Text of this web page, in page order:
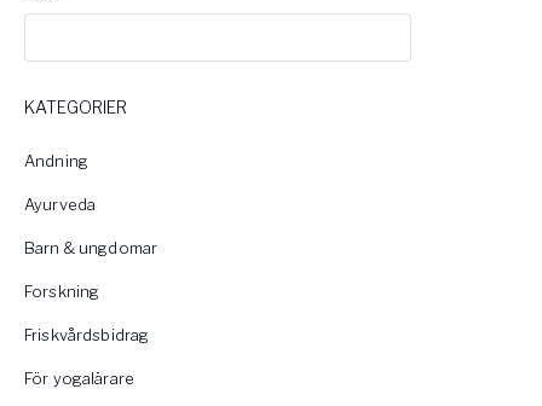
KATEGORIER
Andning
Ayurveda
Barn & ungdomar
Forskning
Friskvårdsbidrag
För yogalärare